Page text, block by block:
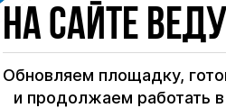
На сайте
Обновляем площадку,
и продолжаем работать